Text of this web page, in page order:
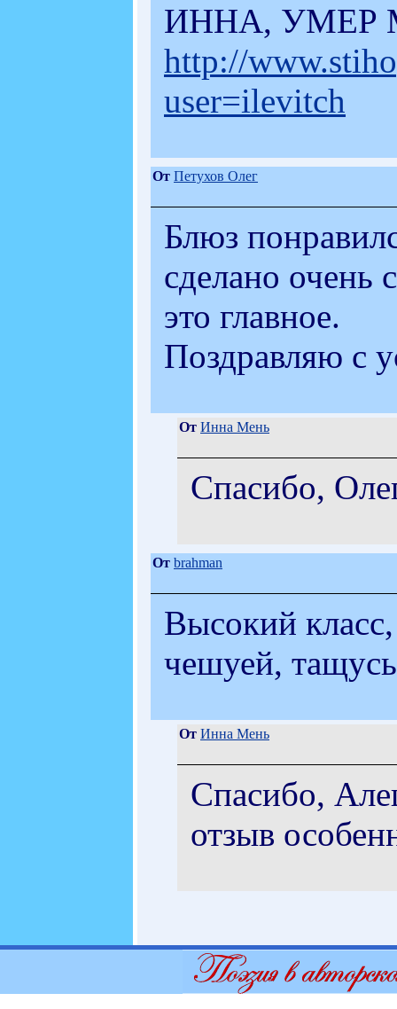
ИННА,
http://
user=ilevitch
От Петухов Олег
Блюз
сделано очень
это главное.
Поздравляю с
От Инна Мень
Спасибо,
От brahman
Высокий
чешуей,
От Инна Мень
Спасибо,
отзыв